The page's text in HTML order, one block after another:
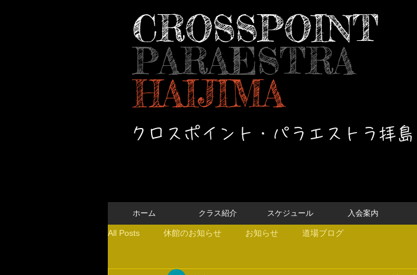
CROSSPOINT
PARAESTRA
HAIJIMA
クロスポイント・パラエストラ拝島
ホーム クラス紹介 スケジュール 入会案内
All Posts 休館のお知らせ お知らせ 道場ブログ